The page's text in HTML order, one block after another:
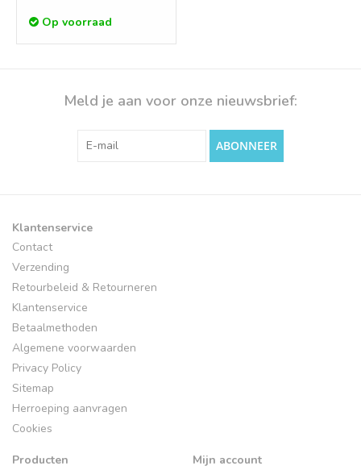
Op voorraad
Meld je aan voor onze nieuwsbrief:
ABONNEER
Klantenservice
Contact
Verzending
Retourbeleid & Retourneren
Klantenservice
Betaalmethoden
Algemene voorwaarden
Privacy Policy
Sitemap
Herroeping aanvragen
Cookies
Producten
Mijn account